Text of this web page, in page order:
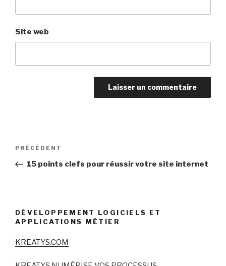
Site web
Navigation
l’article
Article
précédent
PRÉCÉDENT
15 points clefs pour réussir votre site internet
DÉVELOPPEMENT LOGICIELS ET
APPLICATIONS MÉTIER
KREATYS.COM